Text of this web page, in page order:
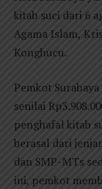
kitab suci dari 6
Agama Islam,
Konghucu.
Pemkot
senilai
penghafal kitab
berasal dari
dan SMP-MTs
ini, pemkot